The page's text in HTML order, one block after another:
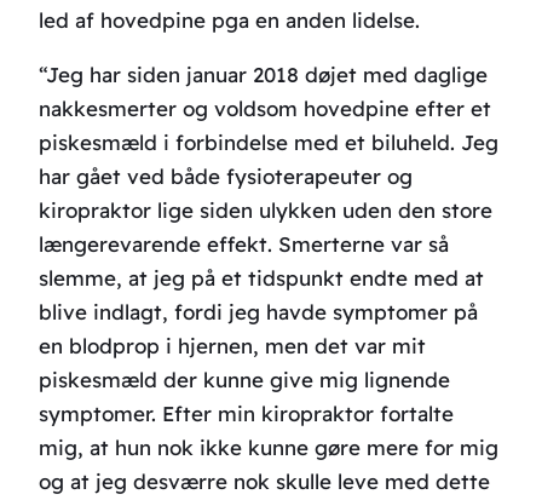
led af hovedpine pga en anden lidelse.
“Jeg har siden januar 2018 døjet med daglige
nakkesmerter og voldsom hovedpine efter et
piskesmæld i forbindelse med et biluheld. Jeg
har gået ved både fysioterapeuter og
kiropraktor lige siden ulykken uden den store
længerevarende effekt. Smerterne var så
slemme, at jeg på et tidspunkt endte med at
blive indlagt, fordi jeg havde symptomer på
en blodprop i hjernen, men det var mit
piskesmæld der kunne give mig lignende
symptomer. Efter min kiropraktor fortalte
mig, at hun nok ikke kunne gøre mere for mig
og at jeg desværre nok skulle leve med dette